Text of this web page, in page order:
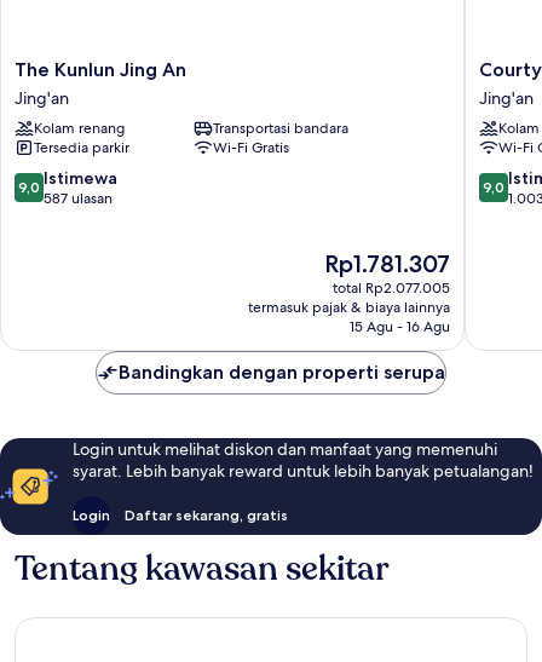
The
Kunlun
Jing
An
Jing'an
The Kunlun Jing An
Jing'an
Kolam renang
Transportasi bandara
Tersedia parkir
Wi-Fi Gratis
9.0
dari
9,0 Istimewa
587 ulasan
Harga
sekarang
Rp1.781.307
Rp1.781.307
total Rp2.077.005
termasuk pajak & biaya lainnya
15 Agu - 16 Agu
by
Marriott
Central
Jing'an
Jing'an
Wi-Fi
9.0
dari
9,0
Bandingkan dengan properti serupa
Login untuk melihat diskon dan manfaat yang memenuhi
syarat. Lebih banyak reward untuk lebih banyak petualangan!
Login Daftar sekarang, gratis
Tentang kawasan sekitar